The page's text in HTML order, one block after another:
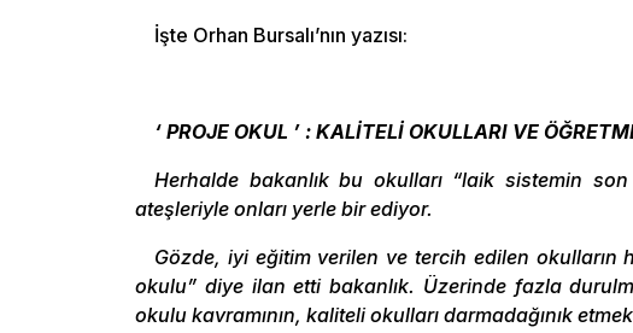
İşte Orhan Bursalı’nın yazısı:
‘ PROJE OKUL ’ : KALİTELİ OKULLARI VE
Herhalde bakanlık bu okulları “laik sistemin
ateşleriyle onları yerle bir ediyor.
Gözde, iyi eğitim verilen ve tercih edilen okulların
okulu” diye ilan etti bakanlık. Üzerinde fazla
okulu kavramının, kaliteli okulları darmadağınık